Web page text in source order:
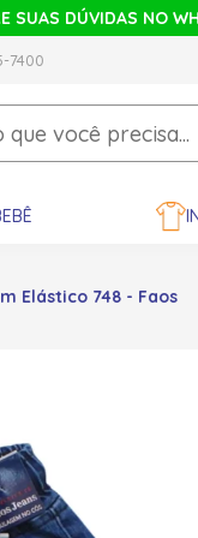
SUAS DÚVIDAS NO
7400
Elástico 748 - Faos